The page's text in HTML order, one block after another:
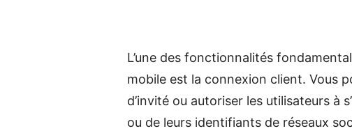
L’une des fonctionnalités
mobile est la connexion client. Vous
d’invité ou autoriser les utilisateurs à
ou de leurs identifiants de réseaux